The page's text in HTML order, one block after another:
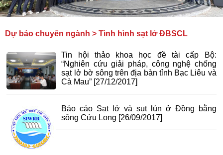
Dự báo chuyên ngành > Tình hình sạt lở ĐBSCL
Tin hội thảo khoa học đề tài cấp Bộ:
“Nghiên cứu giải pháp, công nghệ chống
sạt lở bờ sông trên địa bàn tỉnh Bạc Liêu và
Cà Mau” [27/12/2017]
Báo cáo Sạt lở và sụt lún ở Đồng bằng
sông Cửu Long [26/09/2017]